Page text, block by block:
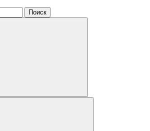
Поиск